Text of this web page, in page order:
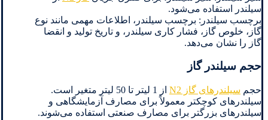
سیلندر استفاده می‌شود.
برچسب سیلندر: برچسب سیلندر، اطلاعات مهمی مانند نوع
گاز، خلوص گاز، فشار کاری سیلندر، و تاریخ تولید و انقضا
گاز را نشان می‌دهد.
حجم سیلندر گاز
حجم سیلندرهای گاز N2
از 1 لیتر تا 50 لیتر متغیر است.
سیلندرهای کوچکتر معمولاً برای مصارف آزمایشگاهی و
سیلندرهای بزرگتر برای مصارف صنعتی استفاده می‌شوند.